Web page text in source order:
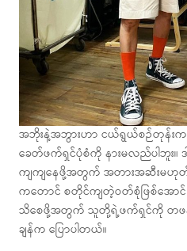
အဘိုးနဲ့အဘွားဟာ ငယ်ရွယ်စဉ်တုန်းက
ခေတ်ဖက်ရှင်ပုံစံကို နားမလည်ပါဘူး
ကျကျနေဖို့အတွက် အတားအဆီးမ
ကတောင် စတိုင်ကျတဲ့ဝတ်စုံဖြစ်အေ
သိစေဖို့အတွက် သူတို့ရဲ့ဖက်ရှင်ကို တဖန်
ချန်က ပြောပါတယ်။